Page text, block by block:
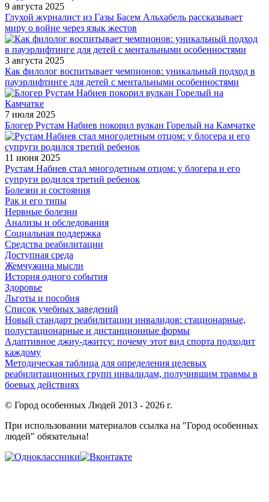
9 августа 2025
Глухой журналист из Газы Басем Альхабель рассказывает
миру о войне через язык жестов
3 августа 2025
Как филолог воспитывает чемпионов: уникальный подход в
пауэрлифтинге для детей с ментальными особенностями
7 июля 2025
Блогер Рустам Набиев покорил вулкан Горелый на Камчатке
11 июня 2025
Рустам Набиев стал многодетным отцом: у блогера и его
супруги родился третий ребенок
Болезни и состояния
Рак и его типы
Нервные болезни
Анализы и обследования
Социальная поддержка
Средства реабилитации
Доступная среда
Жемчужина мысли
История одного события
Здоровье
Льготы и пособия
Список учебных заведений
Новый стандарт реабилитации инвалидов: стационарные,
полустационарные и дистанционные формы
Адаптивное джиу-джитсу: почему этот вид спорта подходит
каждому
Методическая таблица для определения целевых
реабилитационных групп инвалидам, получившим травмы в
боевых действиях
© Город особенных Людей 2013 - 2026 г.
При использовании материалов ссылка на "Город особенных
людей" обязательна!